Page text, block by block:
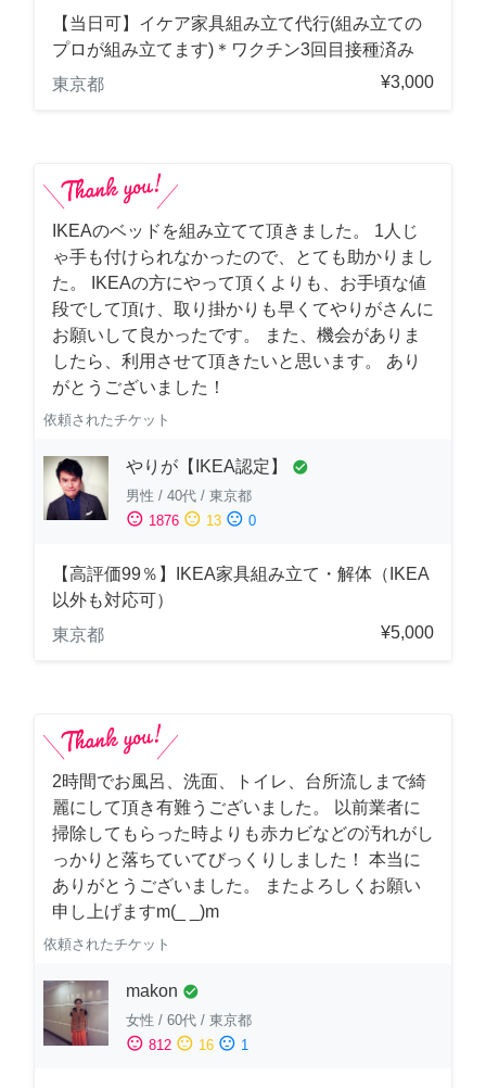
【当日可】イケア家具組み立て代行(組み立ての
プロが組み立てます)＊ワクチン3回目接種済み
東京都
¥3,000
IKEAのベッドを組み立てて頂きました。 1人じ
ゃ手も付けられなかったので、とても助かりまし
た。 IKEAの方にやって頂くよりも、お手頃な値
段でして頂け、取り掛かりも早くてやりがさんに
お願いして良かったです。 また、機会がありま
したら、利用させて頂きたいと思います。 あり
がとうございました！
依頼されたチケット
やりが【IKEA認定】 check_circle
男性 / 40代 / 東京都
sentiment_satisfied 1876 sentiment_neutral 13 sentiment_dissatisfied 0
【高評価99％】IKEA家具組み立て・解体（IKEA
以外も対応可）
東京都
¥5,000
2時間でお風呂、洗面、トイレ、台所流しまで綺
麗にして頂き有難うございました。 以前業者に
掃除してもらった時よりも赤カビなどの汚れがし
っかりと落ちていてびっくりしました！ 本当に
ありがとうございました。 またよろしくお願い
申し上げますm(_ _)m
依頼されたチケット
makon check_circle
女性 / 60代 / 東京都
sentiment_satisfied 812 sentiment_neutral 16 sentiment_dissatisfied 1